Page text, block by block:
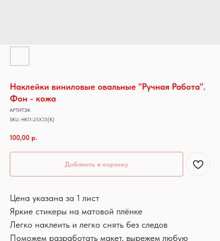
Наклейки виниловые овальные "Ручная Работа".
Фон - кожа
АРТИТЭК
SKU: НК11-25Х35(К)
100,00 р.
Добавить в корзину
Цена указана за 1 лист
Яркие стикеры на матовой плёнке
Легко наклеить и легко снять без следов
Поможем разработать макет, вырежем любую